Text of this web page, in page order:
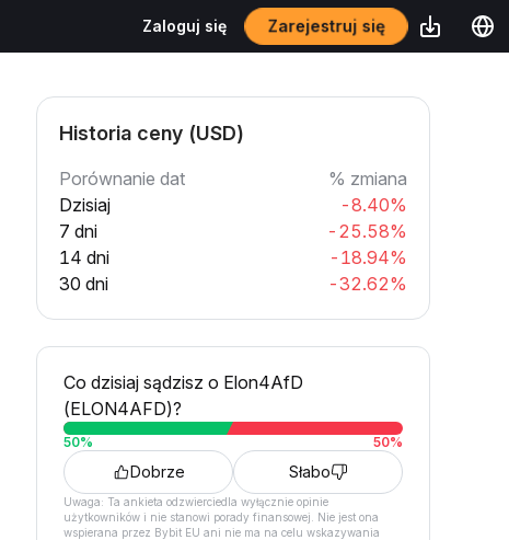
Zaloguj się Zarejestruj się
Historia ceny (USD)
Porównanie dat
% zmiana
Dzisiaj
-8.40%
7 dni
-25.58%
14 dni
-18.94%
30 dni
-32.62%
Co dzisiaj sądzisz o Elon4AfD
(ELON4AFD)?
50% 50%
Dobrze Słabo
Uwaga: Ta ankieta odzwierciedla wyłącznie opinie
użytkowników i nie stanowi porady finansowej. Nie jest ona
wspierana przez Bybit EU ani nie ma na celu wskazywania